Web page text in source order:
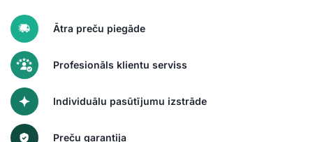
Ātra preču piegāde
Profesionāls klientu serviss
Individuālu pasūtījumu izstrāde
Preču garantija